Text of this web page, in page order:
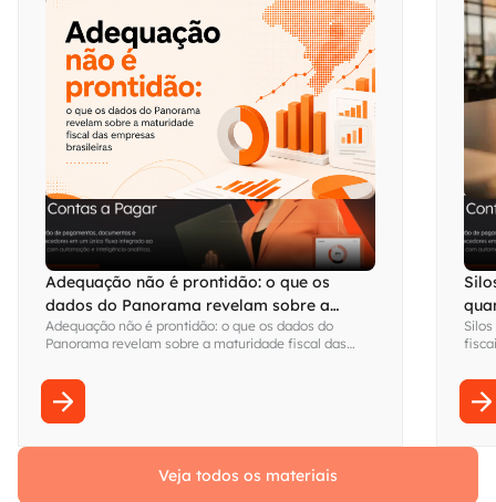
Adequação não é prontidão: o que os
dados do Panorama revelam sobre a
maturidade fiscal das empresas brasileiras
Adequação não é prontidão: o que os dados do
Panorama revelam sobre a maturidade fiscal das
sem
Veja todos os materiais